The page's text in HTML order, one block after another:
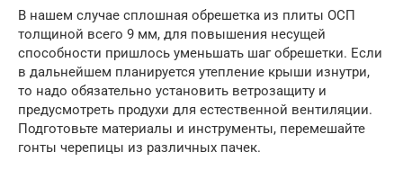
В нашем случае сплошная обрешетка из плиты ОСП
толщиной всего 9 мм, для повышения несущей
способности пришлось уменьшать шаг обрешетки. Если
в дальнейшем планируется утепление крыши изнутри,
то надо обязательно установить ветрозащиту и
предусмотреть продухи для естественной вентиляции.
Подготовьте материалы и инструменты, перемешайте
гонты черепицы из различных пачек.